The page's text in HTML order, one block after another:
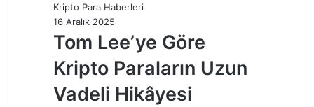
Kripto Para Haberleri
16 Aralık 2025
Tom Lee’ye Göre
Kripto Paraların Uzun
Vadeli Hikâyesi